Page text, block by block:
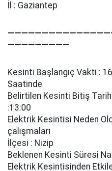
İl : Gaziantep
—————————
Kesinti Başlangıç Vakti :
Saatinde
Belirtilen Kesinti Bitiş
:13:00
Elektrik Kesintisi Neden
çalışmaları
İlçesi : Nizip
Beklenen Kesinti Süresi
Elektrik Kesintisinden